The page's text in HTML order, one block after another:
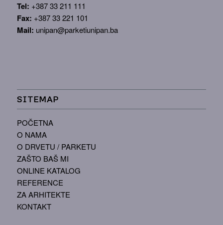
Tel: +387 33 211 111
Fax: +387 33 221 101
Mail: unipan@parketiunipan.ba
SITEMAP
POČETNA
O NAMA
O DRVETU / PARKETU
ZAŠTO BAŠ MI
ONLINE KATALOG
REFERENCE
ZA ARHITEKTE
KONTAKT